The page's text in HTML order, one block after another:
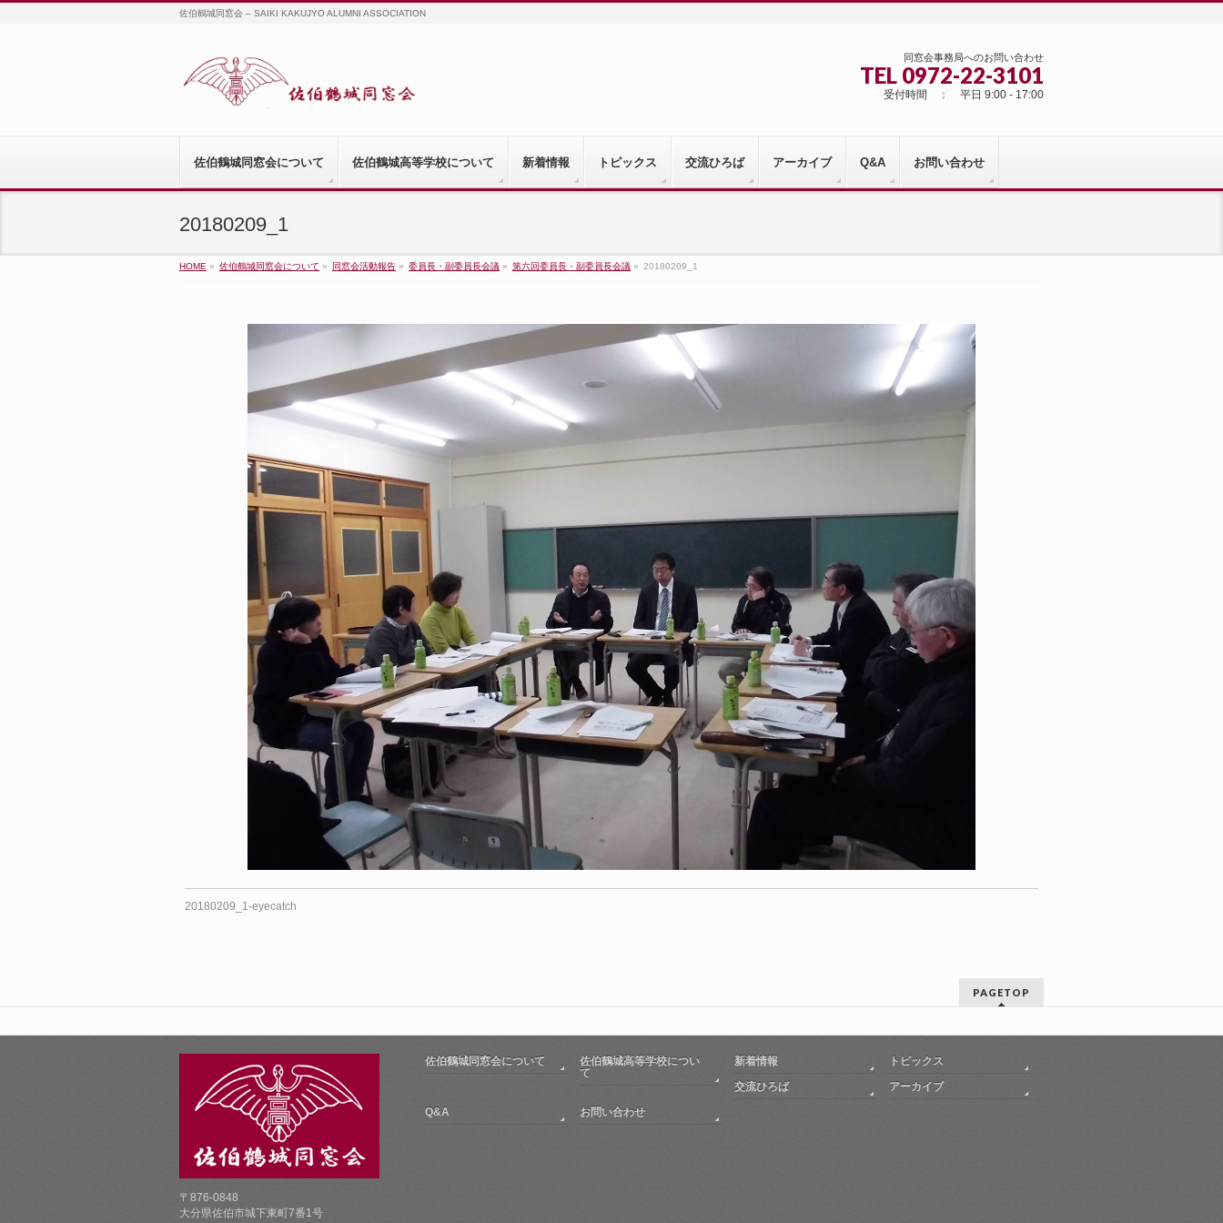
佐伯鶴城同窓会 – SAIKI KAKUJYO ALUMNI ASSOCIATION
同窓会事務局へのお問い合わせ
TEL 0972-22-3101
受付時間 ： 平日 9:00 - 17:00
佐伯鶴城同窓会について 佐伯鶴城高等学校について 新着情報 トピックス 交流ひろば アーカイブ Q&A お問い合わせ
20180209_1
HOME » 佐伯鶴城同窓会について » 同窓会活動報告 » 委員長・副委員長会議 » 第六回委員長・副委員長会議 » 20180209_1
20180209_1-eyecatch
PAGETOP
〒876-0848
大分県佐伯市城下東町7番1号
佐伯鶴城同窓会について
佐伯鶴城高等学校につい
て
新着情報
トピックス
交流ひろば
アーカイブ
Q&A
お問い合わせ